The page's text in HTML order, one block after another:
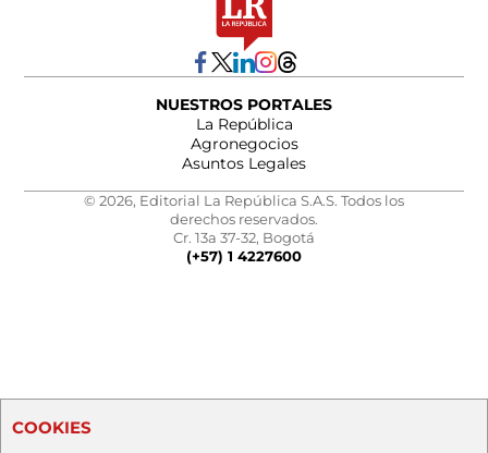
NUESTROS PORTALES
La República
Agronegocios
Asuntos Legales
© 2026, Editorial La República S.A.S. Todos los
derechos reservados.
Cr. 13a 37-32, Bogotá
(+57) 1 4227600
COOKIES